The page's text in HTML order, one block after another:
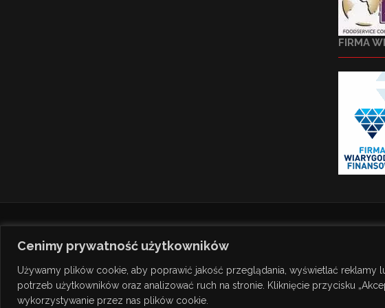
Cenimy prywatność użytkowników
Używamy plików cookie, aby poprawić jakość przeglądania, wyświetlać reklamy
potrzeb użytkowników oraz analizować ruch na stronie. Kliknięcie przycisku
wykorzystywanie przez nas plików cookie.
FIRMA
© Copyright 2026TANAKE